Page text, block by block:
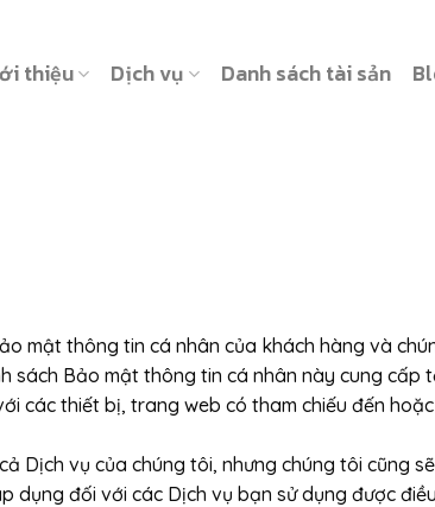
thiệu Dịch vụ Danh sách tài sản
mật thông tin cá nhân của khách hàng và
sách Bảo mật thông tin cá nhân này cung
các thiết bị, trang web có tham chiếu đến
Dịch vụ của chúng tôi, nhưng chúng tôi cũng
đối với các Dịch vụ bạn sử dụng được